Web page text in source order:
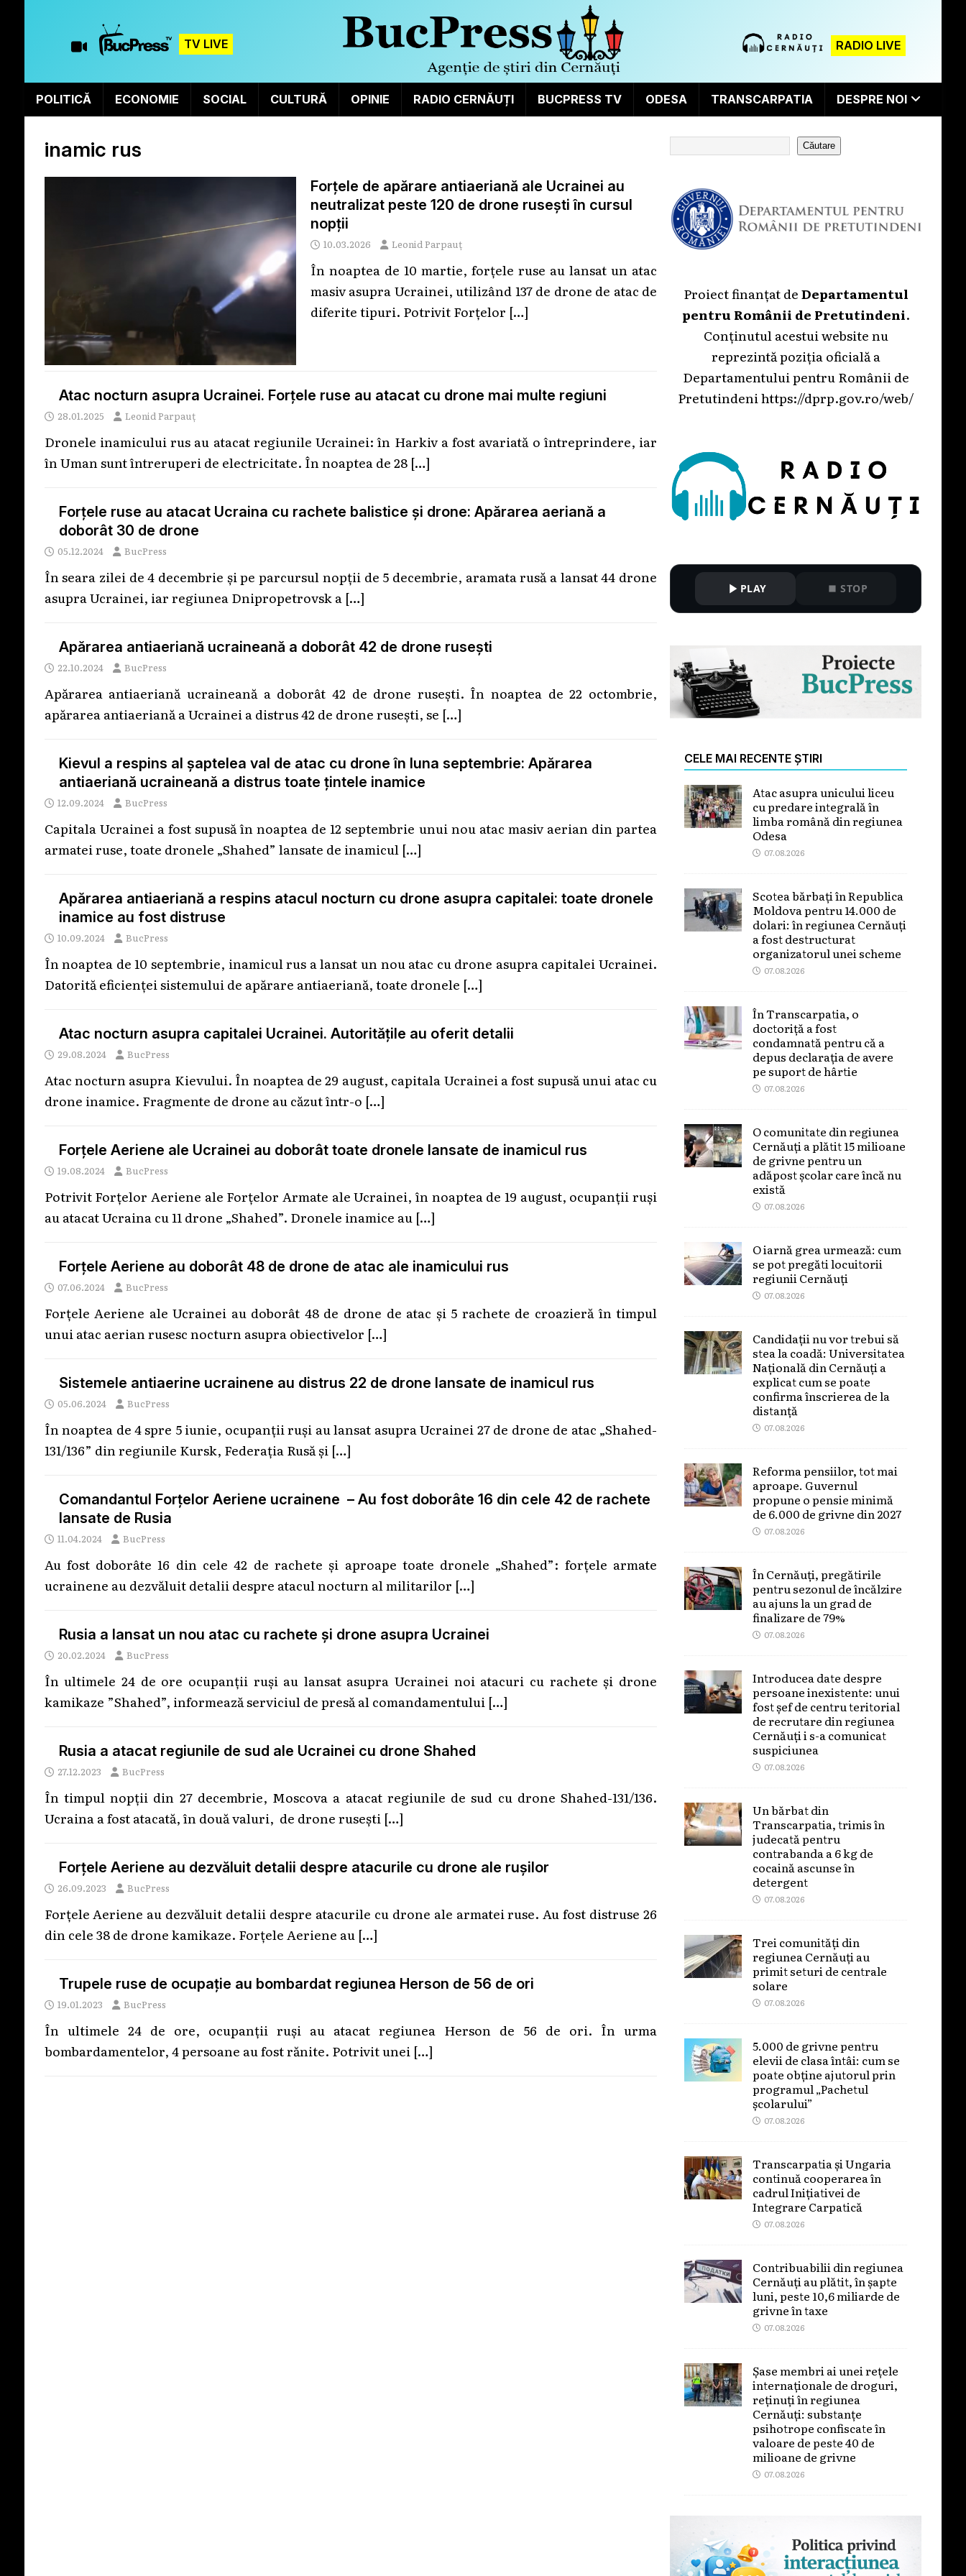
TV LIVE RADIO LIVE
POLITICĂ ECONOMIE SOCIAL CULTURĂ OPINIE RADIO CERNĂUȚI BUCPRESS TV ODESA TRANSCARPATIA DESPRE NOI
inamic rus
Forțele de apărare antiaeriană ale Ucrainei au
neutralizat peste 120 de drone rusești în cursul
nopții
10.03.2026 Leonid Parpauț
În noaptea de 10 martie, forțele ruse au lansat un atac
masiv asupra Ucrainei, utilizând 137 de drone de atac de
diferite tipuri. Potrivit Forțelor […]
Atac nocturn asupra Ucrainei. Forțele ruse au atacat cu drone mai multe regiuni
28.01.2025 Leonid Parpauț
Dronele inamicului rus au atacat regiunile Ucrainei: în Harkiv a fost avariată o întreprindere, iar
în Uman sunt întreruperi de electricitate. În noaptea de 28 […]
Forțele ruse au atacat Ucraina cu rachete balistice și drone: Apărarea aeriană a
doborât 30 de drone
05.12.2024 BucPress
În seara zilei de 4 decembrie și pe parcursul nopții de 5 decembrie, aramata rusă a lansat 44 drone
asupra Ucrainei, iar regiunea Dnipropetrovsk a […]
Apărarea antiaeriană ucraineană a doborât 42 de drone rusești
22.10.2024 BucPress
Apărarea antiaeriană ucraineană a doborât 42 de drone rusești. În noaptea de 22 octombrie,
apărarea antiaeriană a Ucrainei a distrus 42 de drone rusești, se […]
Kievul a respins al șaptelea val de atac cu drone în luna septembrie: Apărarea
antiaeriană ucraineană a distrus toate țintele inamice
12.09.2024 BucPress
Capitala Ucrainei a fost supusă în noaptea de 12 septembrie unui nou atac masiv aerian din partea
armatei ruse, toate dronele „Shahed” lansate de inamicul […]
Apărarea antiaeriană a respins atacul nocturn cu drone asupra capitalei: toate dronele
inamice au fost distruse
10.09.2024 BucPress
În noaptea de 10 septembrie, inamicul rus a lansat un nou atac cu drone asupra capitalei Ucrainei.
Datorită eficienței sistemului de apărare antiaeriană, toate dronele […]
Atac nocturn asupra capitalei Ucrainei. Autoritățile au oferit detalii
29.08.2024 BucPress
Atac nocturn asupra Kievului. În noaptea de 29 august, capitala Ucrainei a fost supusă unui atac cu
drone inamice. Fragmente de drone au căzut într-o […]
Forțele Aeriene ale Ucrainei au doborât toate dronele lansate de inamicul rus
19.08.2024 BucPress
Potrivit Forțelor Aeriene ale Forțelor Armate ale Ucrainei, în noaptea de 19 august, ocupanții ruși
au atacat Ucraina cu 11 drone „Shahed”. Dronele inamice au […]
Forțele Aeriene au doborât 48 de drone de atac ale inamicului rus
07.06.2024 BucPress
Forțele Aeriene ale Ucrainei au doborât 48 de drone de atac și 5 rachete de croazieră în timpul
unui atac aerian rusesc nocturn asupra obiectivelor […]
Sistemele antiaerine ucrainene au distrus 22 de drone lansate de inamicul rus
05.06.2024 BucPress
În noaptea de 4 spre 5 iunie, ocupanții ruși au lansat asupra Ucrainei 27 de drone de atac „Shahed-
131/136” din regiunile Kursk, Federația Rusă și […]
Comandantul Forțelor Aeriene ucrainene – Au fost doborâte 16 din cele 42 de rachete
lansate de Rusia
11.04.2024 BucPress
Au fost doborâte 16 din cele 42 de rachete și aproape toate dronele „Shahed”: forțele armate
ucrainene au dezvăluit detalii despre atacul nocturn al militarilor […]
Rusia a lansat un nou atac cu rachete și drone asupra Ucrainei
20.02.2024 BucPress
În ultimele 24 de ore ocupanții ruși au lansat asupra Ucrainei noi atacuri cu rachete și drone
kamikaze ”Shahed”, informează serviciul de presă al comandamentului […]
Rusia a atacat regiunile de sud ale Ucrainei cu drone Shahed
27.12.2023 BucPress
În timpul nopții din 27 decembrie, Moscova a atacat regiunile de sud cu drone Shahed-131/136.
Ucraina a fost atacată, în două valuri, de drone rusești […]
Forțele Aeriene au dezvăluit detalii despre atacurile cu drone ale rușilor
26.09.2023 BucPress
Forțele Aeriene au dezvăluit detalii despre atacurile cu drone ale armatei ruse. Au fost distruse 26
din cele 38 de drone kamikaze. Forțele Aeriene au […]
Trupele ruse de ocupație au bombardat regiunea Herson de 56 de ori
19.01.2023 BucPress
În ultimele 24 de ore, ocupanții ruși au atacat regiunea Herson de 56 de ori. În urma
bombardamentelor, 4 persoane au fost rănite. Potrivit unei […]
Căutare
Proiect finanțat deDepartamentul
pentru Românii de Pretutindeni.
Conținutul acestui website nu
reprezintă poziția oficială a
Departamentului pentru Românii de
Pretutindenihttps://dprp.gov.ro/web/
PLAY STOP
CELE MAI RECENTE ȘTIRI
Atac asupra unicului liceu
cu predare integrală în
limba română din regiunea
Odesa
07.08.2026
Scotea bărbați în Republica
Moldova pentru 14.000 de
dolari: în regiunea Cernăuți
a fost destructurat
organizatorul unei scheme
07.08.2026
În Transcarpatia, o
doctoriță a fost
condamnată pentru că a
depus declarația de avere
pe suport de hârtie
07.08.2026
O comunitate din regiunea
Cernăuți a plătit 15 milioane
de grivne pentru un
adăpost școlar care încă nu
există
07.08.2026
O iarnă grea urmează: cum
se pot pregăti locuitorii
regiunii Cernăuți
07.08.2026
Candidații nu vor trebui să
stea la coadă: Universitatea
Națională din Cernăuți a
explicat cum se poate
confirma înscrierea de la
distanță
07.08.2026
Reforma pensiilor, tot mai
aproape. Guvernul
propune o pensie minimă
de 6.000 de grivne din 2027
07.08.2026
În Cernăuți, pregătirile
pentru sezonul de încălzire
au ajuns la un grad de
finalizare de 79%
07.08.2026
Introducea date despre
persoane inexistente: unui
fost șef de centru teritorial
de recrutare din regiunea
Cernăuți i s-a comunicat
suspiciunea
07.08.2026
Un bărbat din
Transcarpatia, trimis în
judecată pentru
contrabanda a 6 kg de
cocaină ascunse în
detergent
07.08.2026
Trei comunități din
regiunea Cernăuți au
primit seturi de centrale
solare
07.08.2026
5.000 de grivne pentru
elevii de clasa întâi: cum se
poate obține ajutorul prin
programul „Pachetul
școlarului”
07.08.2026
Transcarpatia și Ungaria
continuă cooperarea în
cadrul Inițiativei de
Integrare Carpatică
07.08.2026
Contribuabilii din regiunea
Cernăuți au plătit, în șapte
luni, peste 10,6 miliarde de
grivne în taxe
07.08.2026
Șase membri ai unei rețele
internaționale de droguri,
reținuți în regiunea
Cernăuți: substanțe
psihotrope confiscate în
valoare de peste 40 de
milioane de grivne
07.08.2026